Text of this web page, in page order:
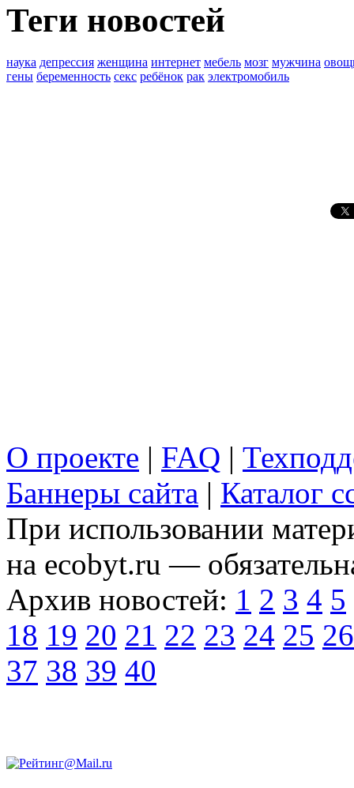
Теги новостей
наука депрессия женщина интернет мебель мозг мужчина
гены беременность секс ребёнок рак электромобиль
О проекте | FAQ |
Баннеры сайта | Каталог
При использовании
на ecobyt.ru —
Архив новостей: 1 2 3 4 5
18 19 20 21 22 23 24 25 26
37 38 39 40